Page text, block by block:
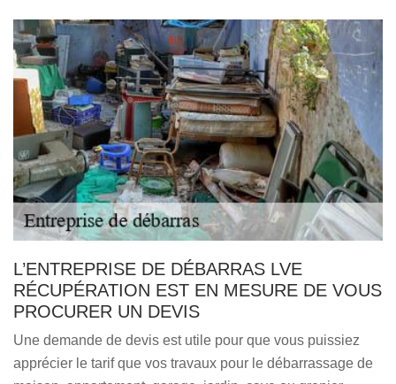
L’ENTREPRISE DE DÉBARRAS LVE
RÉCUPÉRATION EST EN MESURE DE VOUS
PROCURER UN DEVIS
Une demande de devis est utile pour que vous puissiez
apprécier le tarif que vos travaux pour le débarrassage de